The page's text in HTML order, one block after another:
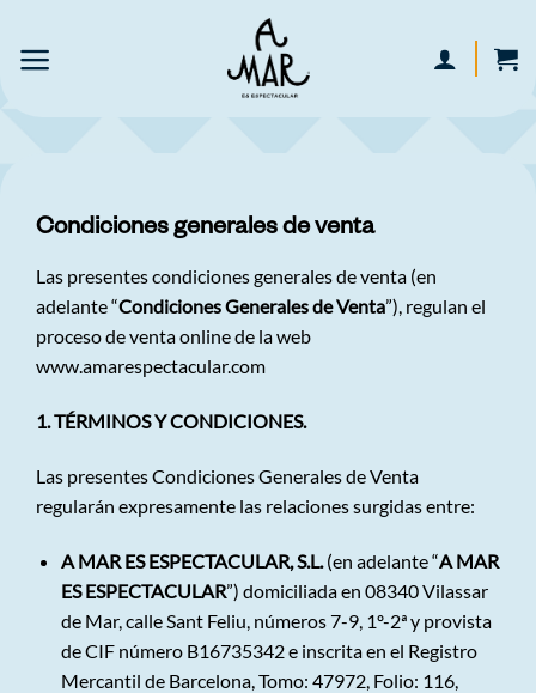
content
Condiciones generales de venta
Las presentes condiciones generales de venta (en
adelante “Condiciones Generales de Venta”), regulan el
proceso de venta online de la web
www.amarespectacular.com
1. TÉRMINOS Y CONDICIONES.
Las presentes Condiciones Generales de Venta
regularán expresamente las relaciones surgidas entre:
A MAR ES ESPECTACULAR, S.L.(en adelante “A MAR
ES ESPECTACULAR”) domiciliada en 08340 Vilassar
de Mar, calle Sant Feliu, números 7-9, 1º-2ª y provista
de CIF número B16735342 e inscrita en el Registro
Mercantil de Barcelona, Tomo: 47972, Folio: 116,